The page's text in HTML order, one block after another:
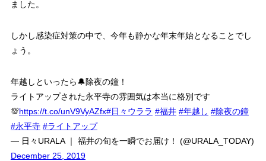
ました。
しかし感染症対策の中で、今年も静かな年末年始となることでし
ょう。
年越しといったら🔔除夜の鐘！
ライトアップされた永平寺の雰囲気は本当に格別です
💯https://t.co/unV9VyAZfx#日々ウララ #福井 #年越し #除夜の鐘
#永平寺 #ライトアップ
— 日々URALA ｜ 福井の旬を一瞬でお届け！ (@URALA_TODAY)
December 25, 2019